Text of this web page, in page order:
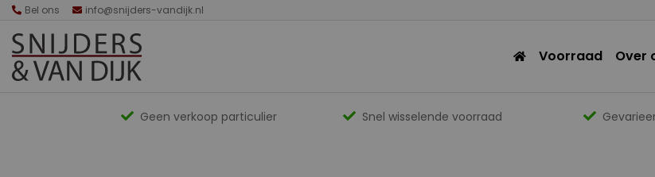
Bel ons info@snijders-vandijk.nl
Voorraad Over
Geen verkoop particulier Snel wisselende voorraad